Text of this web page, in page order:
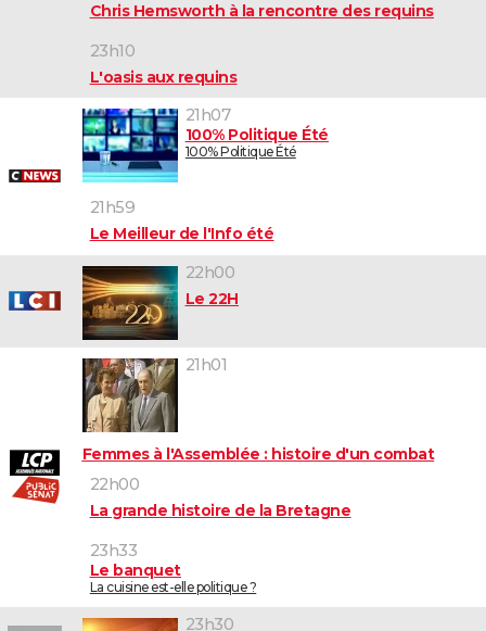
Chris Hemsworth à la rencontre des requins
23h10
L'oasis aux requins
21h07
100% Politique Été
100% Politique Été
21h59
Le Meilleur de l'Info été
22h00
Le 22H
21h01
Femmes à l'Assemblée : histoire d'un combat
22h00
La grande histoire de la Bretagne
23h33
Le banquet
La cuisine est-elle politique ?
23h30